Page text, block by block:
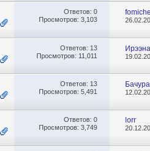
Ответов: 0
Просмотров: 3,103
Ответов: 13
Просмотров: 11,011
Ирээна
Ответов: 13
Просмотров: 5,491
Бачура
Ответов: 0
Просмотров: 3,749
lorr